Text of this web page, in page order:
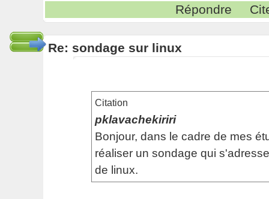
Répondre
Re: sondage sur linux
Citation
pklavachekiriri
Bonjour, dans le cadre de mes
réaliser un sondage qui
de linux.